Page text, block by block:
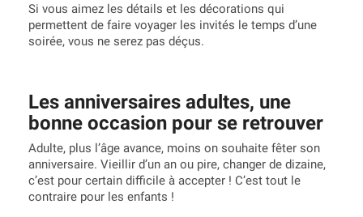
Si vous aimez les détails et les décorations qui
permettent de faire voyager les invités le temps d’une
soirée, vous ne serez pas déçus.
Les anniversaires adultes, une
bonne occasion pour se retrouver
Adulte, plus l’âge avance, moins on souhaite fêter son
anniversaire. Vieillir d’un an ou pire, changer de dizaine,
c’est pour certain difficile à accepter ! C’est tout le
contraire pour les enfants !